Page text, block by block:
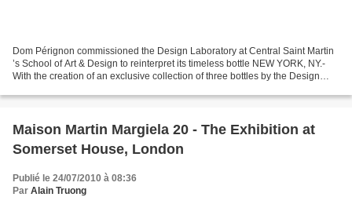
Dom Pérignon commissioned the Design Laboratory at Central Saint Martin
’s School of Art & Design to reinterpret its timeless bottle NEW YORK, NY.-
With the creation of an exclusive collection of three bottles by the Design
Maison Martin Margiela 20 - The Exhibition at
Somerset House, London
Publié le 24/07/2010 à 08:36
Par Alain Truong